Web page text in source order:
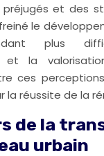
préjugés et des
le
plus
et la
ces
réussite de la
de la
urbain